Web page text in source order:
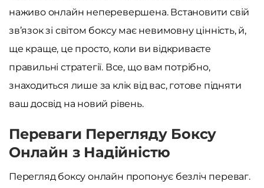
наживо онлайн неперевершена. Встановити свій
зв’язок зі світом боксу має невимовну цінність, й,
ще краще, це просто, коли ви відкриваєте
правильні стратегії. Все, що вам потрібно,
знаходиться лише за клік від вас, готове підняти
ваш досвід на новий рівень.
Переваги Перегляду Боксу
Онлайн з Надійністю
Перегляд боксу онлайн пропонує безліч переваг.